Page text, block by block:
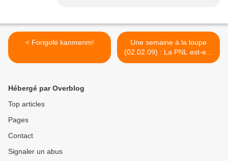
< Forigolé kanmenm!
Une semaine à la loupe
(02.02.09) : La PNL est-elle
une méthode efficace? par
Hébergé par Overblog
Top articles
Pages
Contact
Signaler un abus